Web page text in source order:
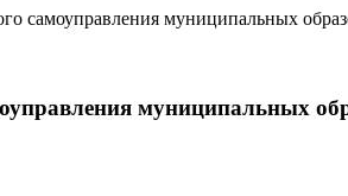
самоуправления муниципальных
муниципальных